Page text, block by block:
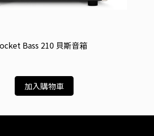
Bass 210 貝斯音箱
加入購物車